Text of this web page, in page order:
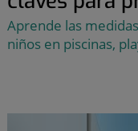
Aprende las
niños en piscinas,